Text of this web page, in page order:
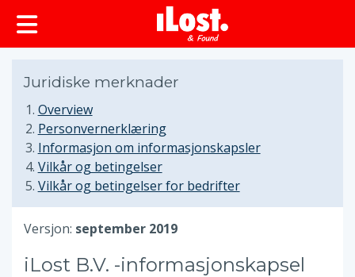
Juridiske merknader
Overview
Personvernerklæring
Informasjon om informasjonskapsler
Vilkår og betingelser
Vilkår og betingelser for bedrifter
Versjon: september 2019
iLost B.V. -informasjonskapsel